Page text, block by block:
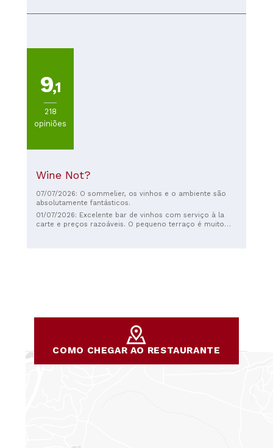
Uma visita obrigatória para quem estiver por perto. Vale
9,1
218
opiniões
Wine Not?
07/07/2026: O sommelier, os vinhos e o ambiente são
absolutamente fantásticos.
01/07/2026: Excelente bar de vinhos com serviço à la
carte e preços razoáveis. O pequeno terraço é muito
COMO CHEGAR AO RESTAURANTE